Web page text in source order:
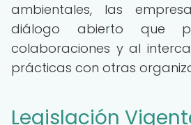
ambientales, las
diálogo abierto que
colaboraciones y al
prácticas con otras
Legislación